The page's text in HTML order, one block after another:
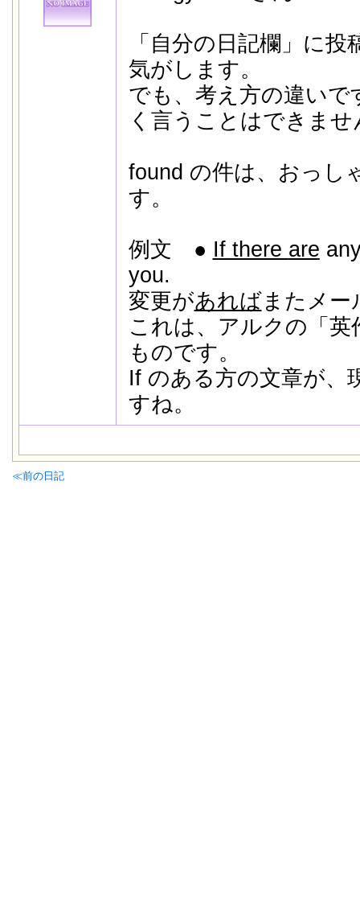
「自分の日記欄」に
気がします。
でも、考え方の違い
く言うことはできませ
found の件は、おっし
す。
例文 ● If there are
you.
変更があればまたメー
これは、アルクの「
ものです。
If のある方の文章が、
すね。
≪前の日記